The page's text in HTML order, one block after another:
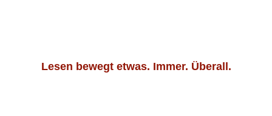
Lesen bewegt etwas. Immer. Überall.